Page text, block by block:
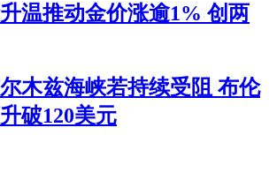
温推动金价涨逾1% 创两
木兹海峡若持续受阻 布伦
破120美元